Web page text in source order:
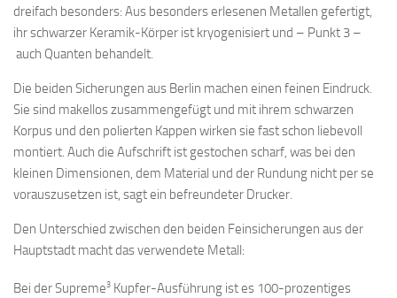
dreifach besonders: Aus besonders erlesenen Metallen gefertigt,
ihr schwarzer Keramik-Körper ist kryogenisiert und – Punkt 3 –
auch Quanten behandelt.
Die beiden Sicherungen aus Berlin machen einen feinen Eindruck.
Sie sind makellos zusammengefügt und mit ihrem schwarzen
Korpus und den polierten Kappen wirken sie fast schon liebevoll
montiert. Auch die Aufschrift ist gestochen scharf, was bei den
kleinen Dimensionen, dem Material und der Rundung nicht per se
vorauszusetzen ist, sagt ein befreundeter Drucker.
Den Unterschied zwischen den beiden Feinsicherungen aus der
Hauptstadt macht das verwendete Metall:
Bei der Supreme3 Kupfer-Ausführung ist es 100-prozentiges